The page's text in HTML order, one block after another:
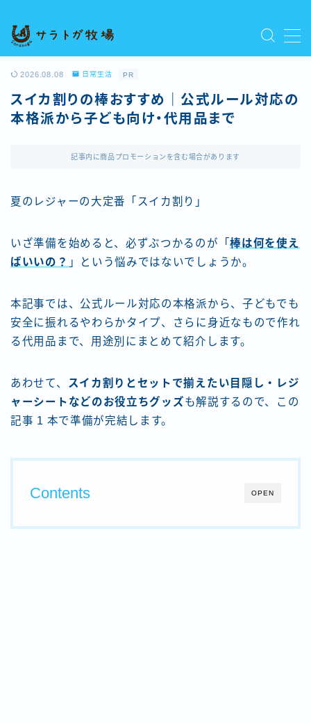
MENU
プライバシーポリシー
利用規約／特定商取引法に基づく表記
新着記事を読む
運営者情報
2026.08.08 日常生活 PR
スイカ割りの棒おすすめ｜公式ルール対応の
本格派から子ども向け・代用品まで
記事内に商品プロモーションを含む場合があります
夏のレジャーの大定番「スイカ割り」
いざ準備を始めると、必ずぶつかるのが「棒は何を使え
ばいいの？ 」という悩みではないでしょうか。
本記事では、公式ルール対応の本格派から、子どもでも
安全に振れるやわらかタイプ、さらに身近なもので作れ
る代用品まで、用途別にまとめて紹介します。
あわせて、
スイカ割りとセットで揃えたい目隠し・レジ
ャーシートなどのお役立ちグッズも解説するので、この
記事 1 本で準備が完結します。
OPEN
Contents